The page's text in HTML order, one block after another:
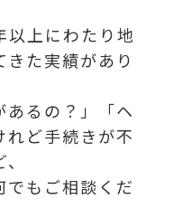
しを支えるた
寧なケアを行
以上にわたり地
た実績があり
あるの？」「ヘ
れど手続きが不
もご相談くだ